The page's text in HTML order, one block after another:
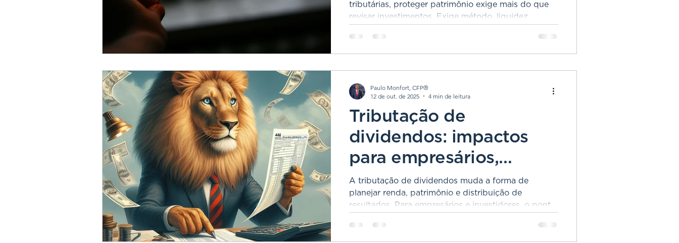
tributárias, proteger patrimônio exige mais do que
revisar investimentos. Exige método, liquidez,
carteira, família e objetivos.
Tributação de
dividendos: impactos
para empresários,
investidores e famílias
A tributação de dividendos muda a forma de
planejar renda, patrimônio e distribuição de
resultados. Para empresários e investidores, o ponto
estratégia tributária.
Paulo Monfort, CFP®
12 de out. de 2025
4 min de leitura